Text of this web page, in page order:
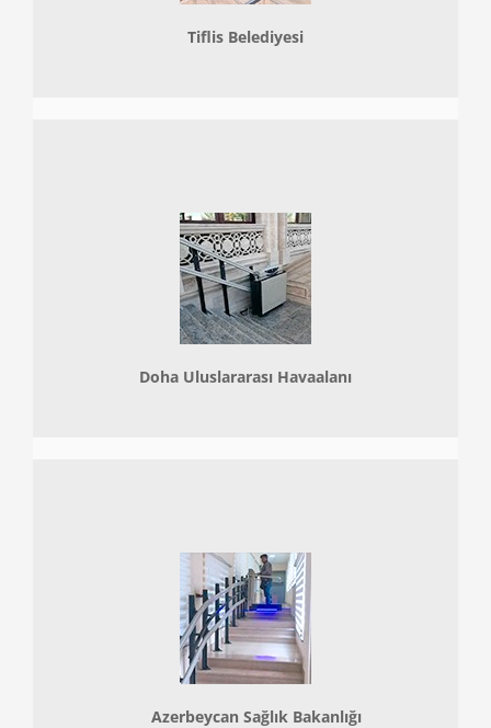
Tiflis Belediyesi
Doha Uluslararası Havaalanı
Azerbeycan Sağlık Bakanlığı